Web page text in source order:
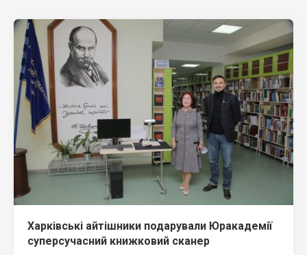
Харківські айтішники подарували Юракадемії
суперсучасний книжковий сканер